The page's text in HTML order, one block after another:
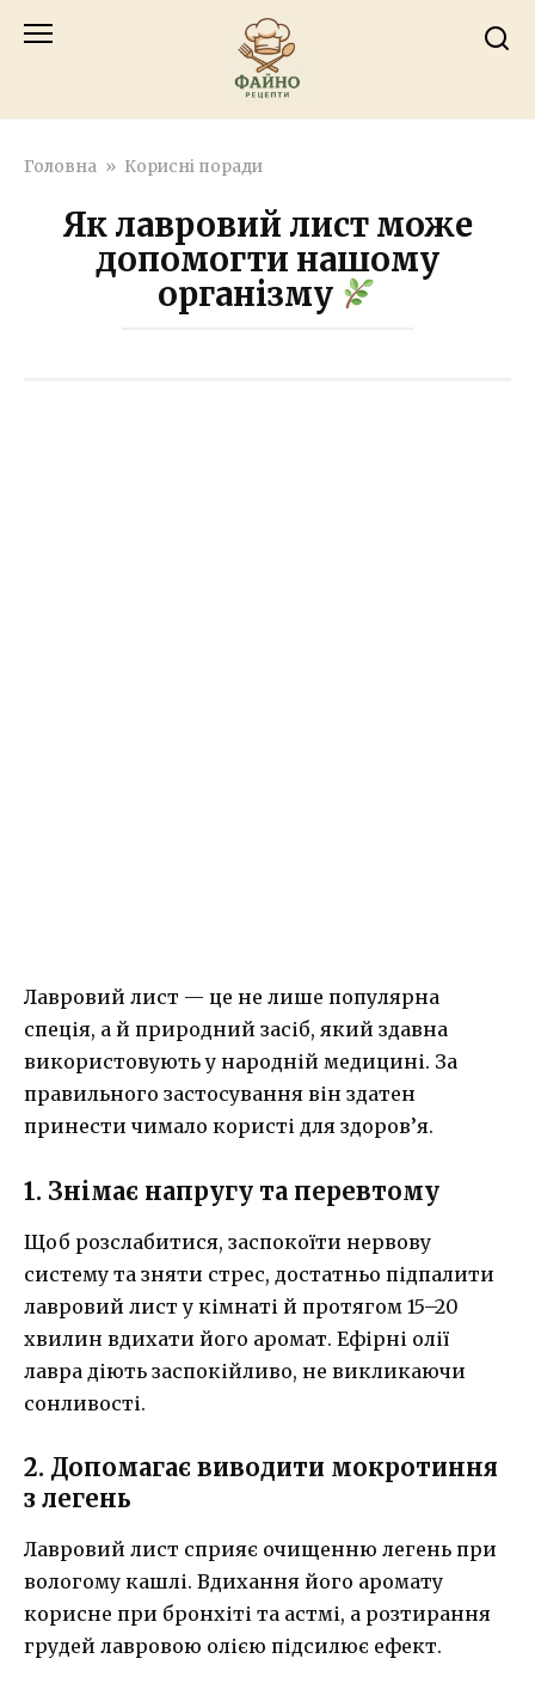
Головна » Корисні поради
Як лавровий лист може
допомогти нашому
організму
Лавровий лист — це не лише популярна
спеція, а й природний засіб, який здавна
використовують у народній медицині. За
правильного застосування він здатен
принести чимало користі для здоров’я.
1. Знімає напругу та перевтому
Щоб розслабитися, заспокоїти нервову
систему та зняти стрес, достатньо підпалити
лавровий лист у кімнаті й протягом 15–20
хвилин вдихати його аромат. Ефірні олії
лавра діють заспокійливо, не викликаючи
сонливості.
2. Допомагає виводити мокротиння
з легень
Лавровий лист сприяє очищенню легень при
вологому кашлі. Вдихання його аромату
корисне при бронхіті та астмі, а розтирання
грудей лавровою олією підсилює ефект.